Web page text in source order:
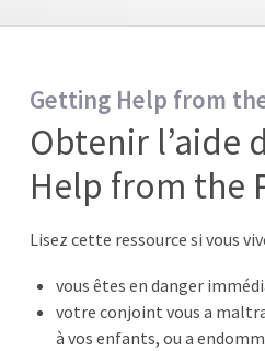
Getting Help from
Obtenir l’aide
Help from the
Lisez cette ressource si vous
vous êtes en danger
votre conjoint vous a
à vos enfants, ou a